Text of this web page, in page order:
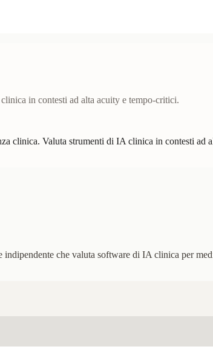
in contesti ad alta acuity e tempo-critici.
clinica. Valuta strumenti di IA clinica in contesti ad
che valuta software di IA clinica per